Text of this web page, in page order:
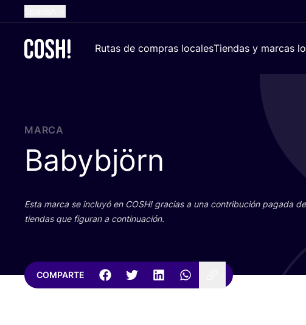
Dutch
Croatian
Rutas de compras localesTiendas y marcas
MARCA
Babybjörn
Esta mar­ca se inclu­yó en COSH! gra­cias a una con­tri­bu­ción paga­da
tien­das que figu­ran a continuación.
COMPARTE